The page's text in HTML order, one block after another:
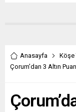
Anasayfa Köşe
Çorum’dan 3 Altın Puan